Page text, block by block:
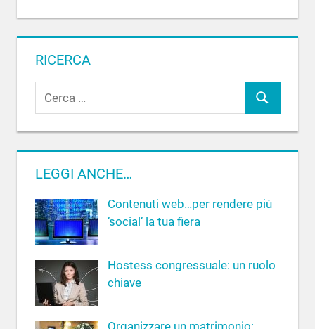
RICERCA
c
p
e
r
r
LEGGI ANCHE…
Contenuti web…per rendere più
‘social’ la tua fiera
Hostess congressuale: un ruolo
chiave